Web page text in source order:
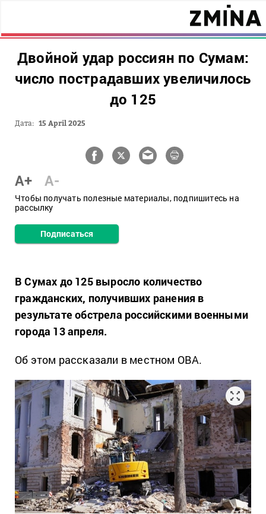
Двойной удар россиян по Сумам:
число пострадавших увеличилось
до 125
Дата: 15 April 2025
A+ A-
Чтобы получать полезные материалы, подпишитесь на
рассылку
Подписаться
В Сумах до 125 выросло количество
гражданских, получивших ранения в
результате обстрела российскими военными
города 13 апреля.
Об этом рассказали в местном ОВА.